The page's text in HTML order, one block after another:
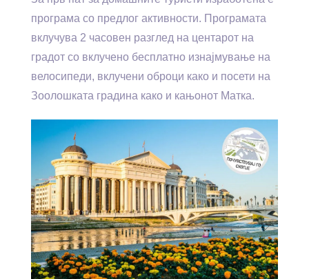
програма со предлог активности. Програмата
вклучува 2 часовен разглед на центарот на
градот со вклучено бесплатно изнајмување на
велосипеди, вклучени оброци како и посети на
Зоолошката градина како и кањонот Матка.